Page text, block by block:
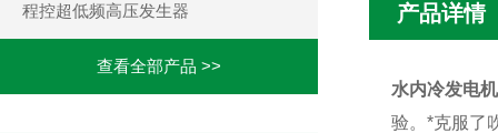
程控超低频高压发生器
查看全部产品 >>
产品详情
水内冷发电
验。*克服了